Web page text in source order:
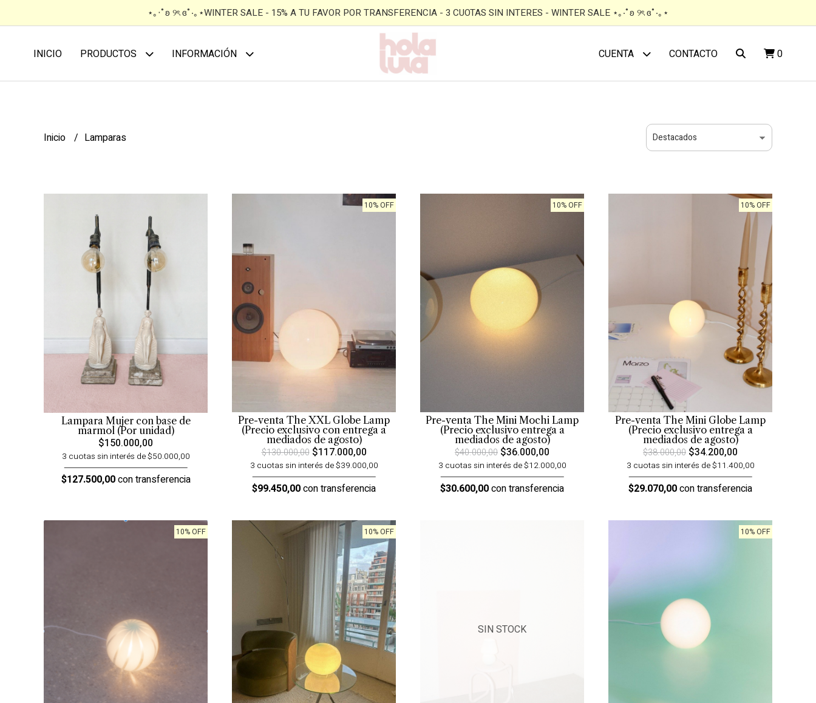
⋆｡‧˚ʚ ୨ৎ ɞ˚‧｡⋆WINTER SALE - 15% A TU FAVOR POR TRANSFERENCIA - 3 CUOTAS SIN INTERES - WINTER SALE ⋆｡‧˚ʚ ୨ৎ ɞ˚‧｡⋆
INICIO PRODUCTOS INFORMACIÓN CUENTA CONTACTO 0
Inicio Lamparas
Lampara Mujer con base de
marmol (Por unidad)
$150.000,00
3 cuotas sin interés de $50.000,00
$127.500,00con transferencia
10% OFF
Pre-venta The XXL Globe Lamp
(Precio exclusivo con entrega a
mediados de agosto)
$130.000,00$117.000,00
3 cuotas sin interés de $39.000,00
$99.450,00con transferencia
10% OFF
Pre-venta The Mini Mochi Lamp
(Precio exclusivo entrega a
mediados de agosto)
$40.000,00 $36.000,00
3 cuotas sin interés de $12.000,00
$30.600,00con transferencia
10% OFF
Pre-venta The Mini Globe Lamp
(Precio exclusivo entrega a
mediados de agosto)
$38.000,00 $34.200,00
3 cuotas sin interés de $11.400,00
$29.070,00con transferencia
10% OFF 10% OFF
SIN STOCK
10% OFF